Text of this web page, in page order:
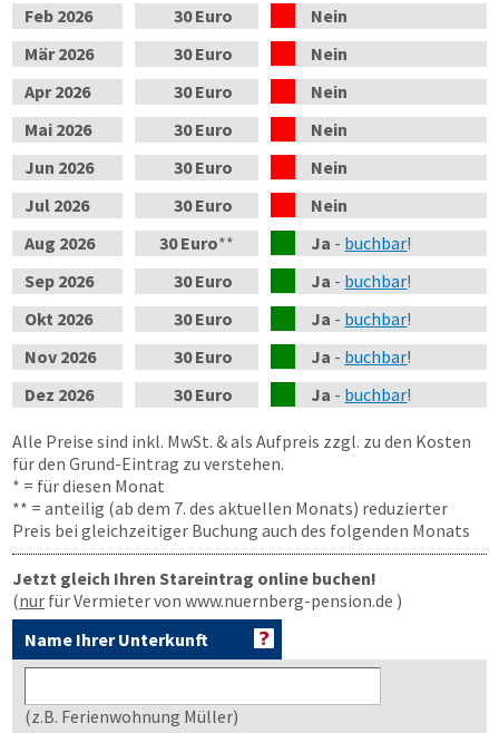
Feb 2026 30 Euro
Nein
Mär2026 30 Euro
Nein
Apr2026 30 Euro
Nein
Mai 2026 30 Euro
Nein
Jun 2026 30 Euro
Nein
Jul 2026 30 Euro
Nein
Aug 2026 30 Euro** Ja - buchbar!
Sep 2026 30 Euro Ja - buchbar!
Okt 2026 30 Euro Ja - buchbar!
Nov 2026 30 Euro Ja - buchbar!
Dez 2026 30 Euro Ja - buchbar!
Alle Preise sind inkl. MwSt. & als Aufpreis zzgl. zu den Kosten
für den Grund-Eintrag zu verstehen.
* = für diesen Monat
** = anteilig (ab dem 7. des aktuellen Monats) reduzierter
Preis bei gleichzeitiger Buchung auch des folgenden Monats
Jetzt gleich Ihren Stareintrag online buchen!
(nur für Vermieter von www.nuernberg-pension.de )
Name Ihrer Unterkunft
(z.B. Ferienwohnung Müller)